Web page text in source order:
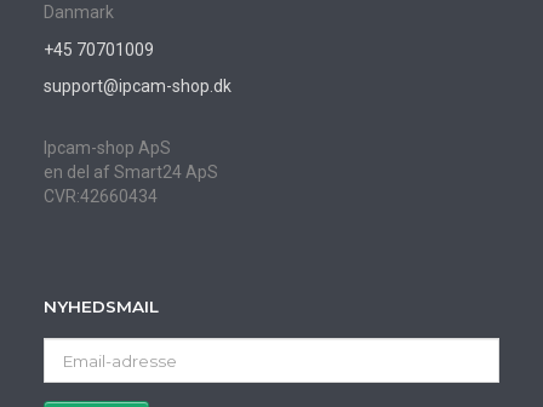
Danmark
+45 70701009
support@ipcam-shop.dk
Ipcam-shop ApS
en del af Smart24 ApS
CVR:42660434
NYHEDSMAIL
adresse